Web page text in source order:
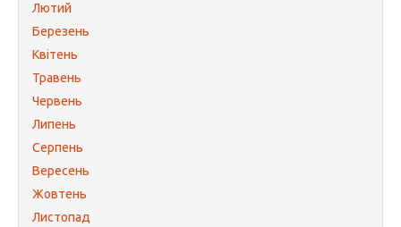
Лютий
Березень
Квітень
Травень
Червень
Липень
Серпень
Вересень
Жовтень
Листопад